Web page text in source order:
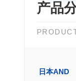
产品
日本AND